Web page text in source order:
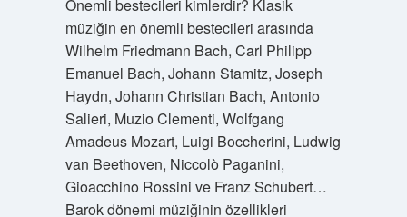
Önemli bestecileri kimlerdir? Klasik
müziğin en önemli bestecileri arasında
Wilhelm Friedmann Bach, Carl Philipp
Emanuel Bach, Johann Stamitz, Joseph
Haydn, Johann Christian Bach, Antonio
Salieri, Muzio Clementi, Wolfgang
Amadeus Mozart, Luigi Boccherini, Ludwig
van Beethoven, Niccolò Paganini,
Gioacchino Rossini ve Franz Schubert…
Barok dönemi müziğinin özellikleri